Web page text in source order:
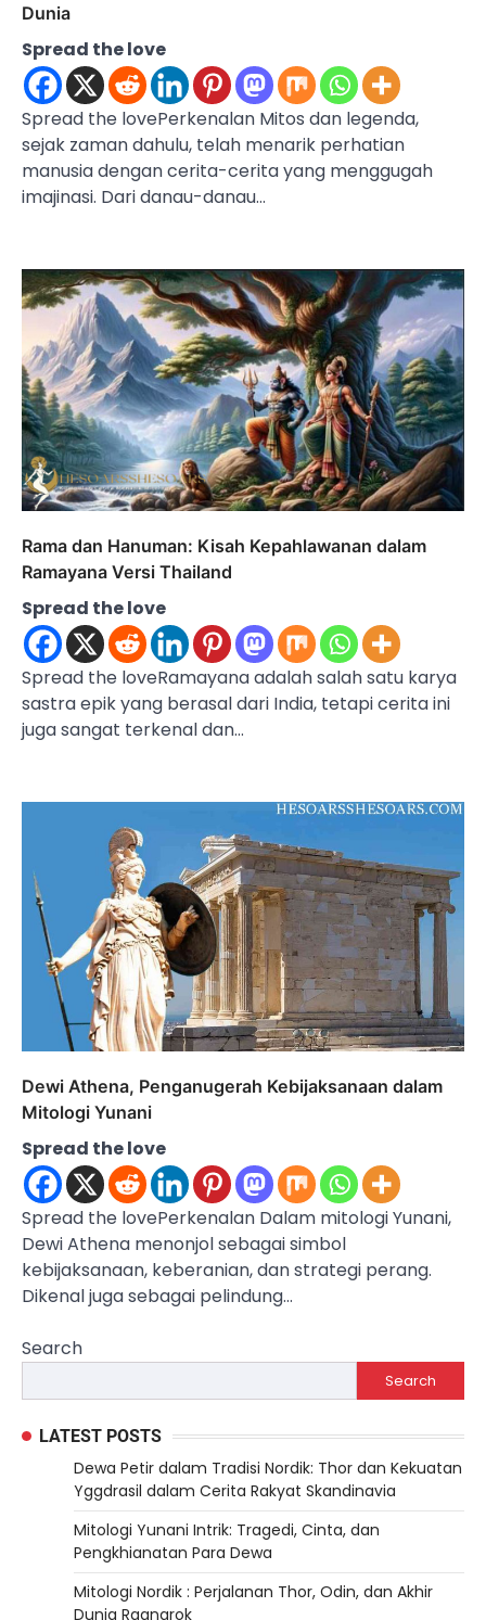
Dunia
Spread the love
Spread the lovePerkenalan Mitos dan legenda,
sejak zaman dahulu, telah menarik perhatian
manusia dengan cerita-cerita yang menggugah
imajinasi. Dari danau-danau…
Rama dan Hanuman: Kisah Kepahlawanan dalam
Ramayana Versi Thailand
Spread the love
Spread the loveRamayana adalah salah satu karya
sastra epik yang berasal dari India, tetapi cerita ini
juga sangat terkenal dan…
Dewi Athena, Penganugerah Kebijaksanaan dalam
Mitologi Yunani
Spread the love
Spread the lovePerkenalan Dalam mitologi Yunani,
Dewi Athena menonjol sebagai simbol
kebijaksanaan, keberanian, dan strategi perang.
Dikenal juga sebagai pelindung…
Search
Search
LATEST POSTS
Dewa Petir dalam Tradisi Nordik: Thor dan Kekuatan
Yggdrasil dalam Cerita Rakyat Skandinavia
Mitologi Yunani Intrik: Tragedi, Cinta, dan
Pengkhianatan Para Dewa
Mitologi Nordik : Perjalanan Thor, Odin, dan Akhir
Dunia Ragnarok